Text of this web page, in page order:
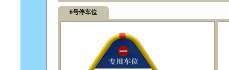
6号停车位